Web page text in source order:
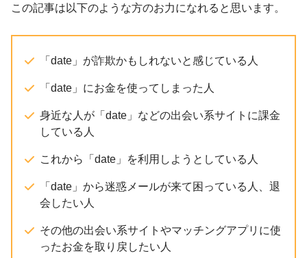
この記事は以下のような方のお力になれると思います。
「date」が詐欺かもしれないと感じている人
「date」にお金を使ってしまった人
身近な人が「date」などの出会い系サイトに課金
している人
これから「date」を利用しようとしている人
「date」から迷惑メールが来て困っている人、退
会したい人
その他の出会い系サイトやマッチングアプリに使
ったお金を取り戻したい人